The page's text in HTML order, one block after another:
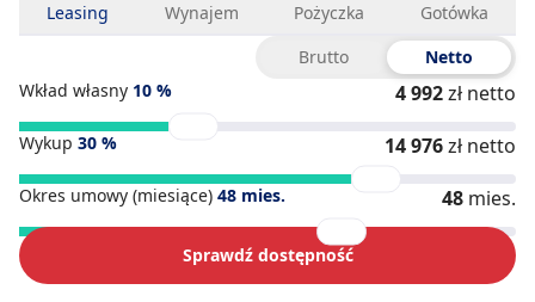
Leasing Wynajem Pożyczka
Gotówka
Brutto
Netto
Wkład własny 10 % 4 992zł netto
Wykup 30 % 14 976zł netto
Okres umowy (miesiące) 48 mies. 48 mies.
Sprawdź dostępność